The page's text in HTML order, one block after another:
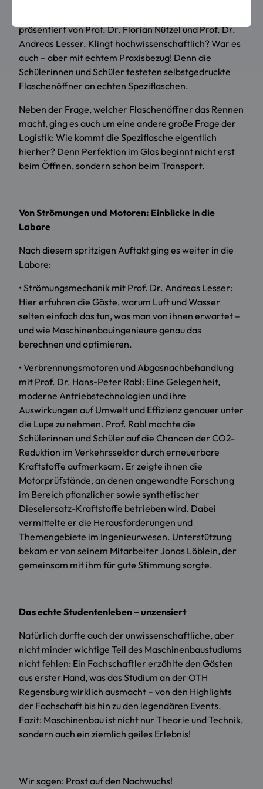
präsentiert von Prof. Dr. Florian Nützel und Prof. Dr.
Andreas Lesser. Klingt hochwissenschaftlich? War es
auch – aber mit echtem Praxisbezug! Denn die
Schülerinnen und Schüler testeten selbstgedruckte
Flaschenöffner an echten Speziflaschen.
Neben der Frage, welcher Flaschenöffner das Rennen
macht, ging es auch um eine andere große Frage der
Logistik: Wie kommt die Speziflasche eigentlich
hierher? Denn Perfektion im Glas beginnt nicht erst
beim Öffnen, sondern schon beim Transport.
Von Strömungen und Motoren: Einblicke in die
Labore
Nach diesem spritzigen Auftakt ging es weiter in die
Labore:
• Strömungsmechanik mit Prof. Dr. Andreas Lesser:
Hier erfuhren die Gäste, warum Luft und Wasser
selten einfach das tun, was man von ihnen erwartet –
und wie Maschinenbauingenieure genau das
berechnen und optimieren.
• Verbrennungsmotoren und Abgasnachbehandlung
mit Prof. Dr. Hans-Peter Rabl: Eine Gelegenheit,
moderne Antriebstechnologien und ihre
Auswirkungen auf Umwelt und Effizienz genauer unter
die Lupe zu nehmen. Prof. Rabl machte die
Schülerinnen und Schüler auf die Chancen der CO2-
Reduktion im Verkehrssektor durch erneuerbare
Kraftstoffe aufmerksam. Er zeigte ihnen die
Motorprüfstände, an denen angewandte Forschung
im Bereich pflanzlicher sowie synthetischer
Dieselersatz-Kraftstoffe betrieben wird. Dabei
vermittelte er die Herausforderungen und
Themengebiete im Ingenieurwesen. Unterstützung
bekam er von seinem Mitarbeiter Jonas Löblein, der
gemeinsam mit ihm für gute Stimmung sorgte.
Das echte Studentenleben – unzensiert
Natürlich durfte auch der unwissenschaftliche, aber
nicht minder wichtige Teil des Maschinenbaustudiums
nicht fehlen: Ein Fachschaftler erzählte den Gästen
aus erster Hand, was das Studium an der OTH
Regensburg wirklich ausmacht – von den Highlights
der Fachschaft bis hin zu den legendären Events.
Fazit: Maschinenbau ist nicht nur Theorie und Technik,
sondern auch ein ziemlich geiles Erlebnis!
Wir sagen: Prost auf den Nachwuchs!